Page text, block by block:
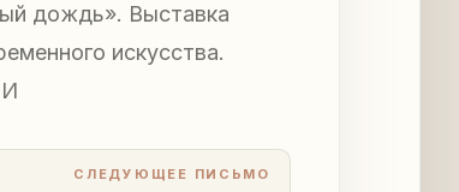
дождь». Выставка
искусства.
И
СЛЕДУЮЩЕЕ ПИСЬМО